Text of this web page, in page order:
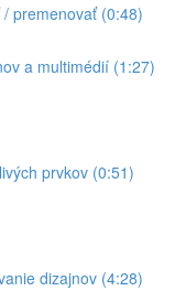
premenovať (0:48)
a multimédií (1:27)
prvkov (0:51)
dizajnov (4:28)